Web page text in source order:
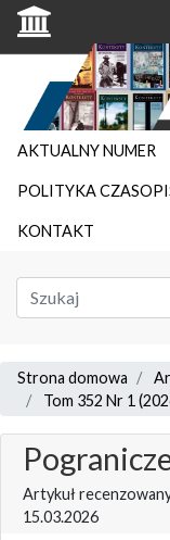
AKTUALNY NUMER
POLITYKA
KONTAKT
Strona domowa
Tom 352 Nr 1
Artykuł
15.03.2026